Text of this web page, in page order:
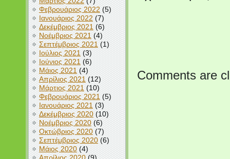
Φεβρουάριος 2022 (5)
Ιανουάριος 2022 (7)
Δεκέμβριος 2021 (6)
Νοέμβριος 2021 (4)
Σεπτέμβριος 2021 (1)
Ιούλιος 2021 (3)
Ιούνιος 2021 (6)
Μάιος 2021 (4)
Απρίλιος 2021 (12)
Μάρτιος 2021 (10)
Φεβρουάριος 2021 (5)
Ιανουάριος 2021 (3)
Δεκέμβριος 2020(10)
Νοέμβριος 2020(6)
Οκτώβριος 2020(7)
Σεπτέμβριος 2020(6)
Μάιος 2020(4)
Comments are